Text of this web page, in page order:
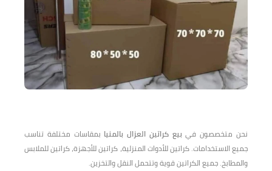
نحن متخصصون في بيع كراتين العزال بالمنيا بمقاسات مختلفة تناسب
جميع الاستخدامات. كراتين للأدوات المنزلية، كراتين للأجهزة، كراتين للملابس
والمطابخ. جميع الكراتين قوية وتتحمل النقل والتخزين.